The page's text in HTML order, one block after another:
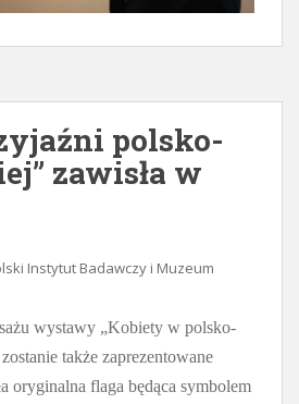
polsko-
zawisła w
Instytut Badawczy i Muzeum
wystawy „Kobiety w polsko-
także zaprezentowane
oryginalna flaga będąca symbolem